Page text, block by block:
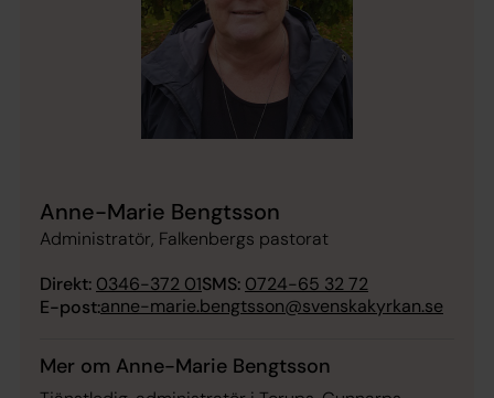
Anne-Marie Bengtsson
Administratör, Falkenbergs pastorat
Direkt: 0346-372 01SMS: 0724-65 32 72
E-post:anne-marie.bengtsson@svenskakyrkan.se
Mer om Anne-Marie Bengtsson